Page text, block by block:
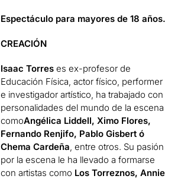
Espectáculo para mayores de 18 años.
CREACIÓN
Isaac Torreses ex-profesor de
Educación Física, actor físico, performer
e investigador artístico, ha trabajado con
personalidades del mundo de la escena
comoAngélica Liddell, Ximo Flores,
Fernando Renjifo, Pablo Gisbert ó
Chema Cardeña, entre otros. Su pasión
por la escena le ha llevado a formarse
con artistas como Los Torreznos, Annie